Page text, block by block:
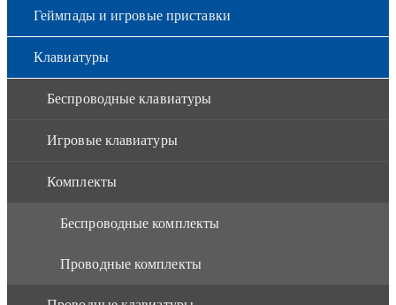
Геймпады и игровые приставки
Клавиатуры
Беспроводные клавиатуры
Игровые клавиатуры
Комплекты
Беспроводные комплекты
Проводные комплекты